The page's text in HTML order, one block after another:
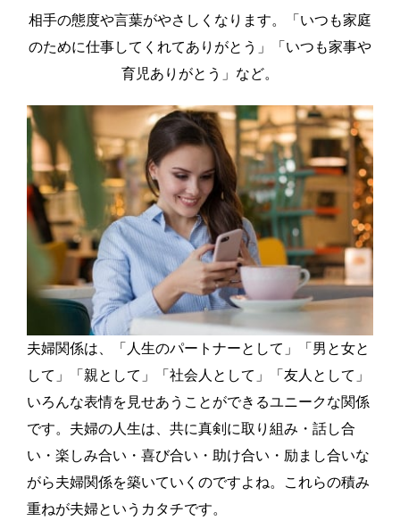
相手の態度や言葉がやさしくなります。「いつも家庭
のために仕事してくれてありがとう」「いつも家事や
育児ありがとう」など。
夫婦関係は、「人生のパートナーとして」「男と女と
して」「親として」「社会人として」「友人として」
いろんな表情を見せあうことができるユニークな関係
です。夫婦の人生は、共に真剣に取り組み・話し合
い・楽しみ合い・喜び合い・助け合い・励まし合いな
がら夫婦関係を築いていくのですよね。これらの積み
重ねが夫婦というカタチです。